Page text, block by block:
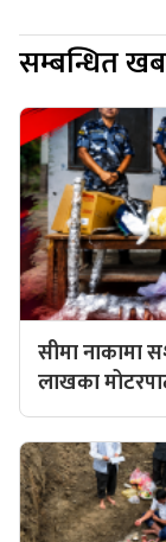
सम्बन्धित
सीमा नाकामा
लाखका